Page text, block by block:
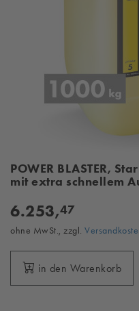
POWER BLASTER,
mit extra schnellem
6.253,47
ohne MwSt., zzgl.
in den Warenkorb